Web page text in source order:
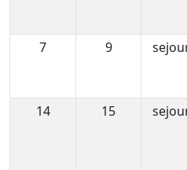
7
9
14
15